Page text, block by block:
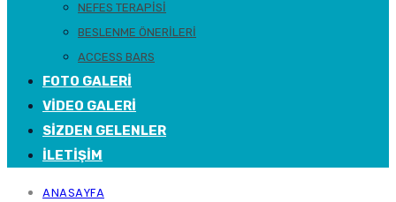
NEFES TERAPISI
BESLENME ÖNERILERI
ACCESS BARS
FOTO GALERI
VIDEO GALERI
SIZDEN GELENLER
İLETIŞIM
ANASAYFA